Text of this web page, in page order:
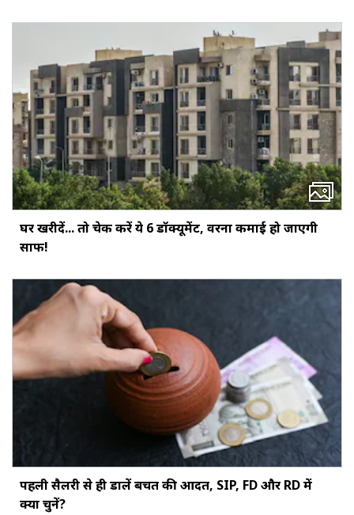
घर खरीदें... तो चेक करें ये 6 डॉक्‍यूमेंट, वरना कमाई हो जाएगी
साफ!
पहली सैलरी से ही डालें बचत की आदत, SIP, FD और RD में
क्या चुनें?